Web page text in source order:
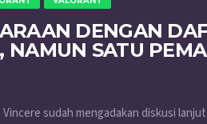
DENGAN
NAMUN SATU
sudah mengadakan diskusi